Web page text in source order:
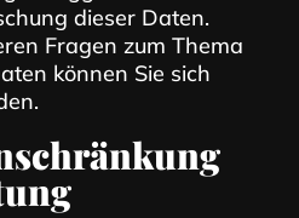
dieser Daten.
Fragen zum Thema
können Sie sich